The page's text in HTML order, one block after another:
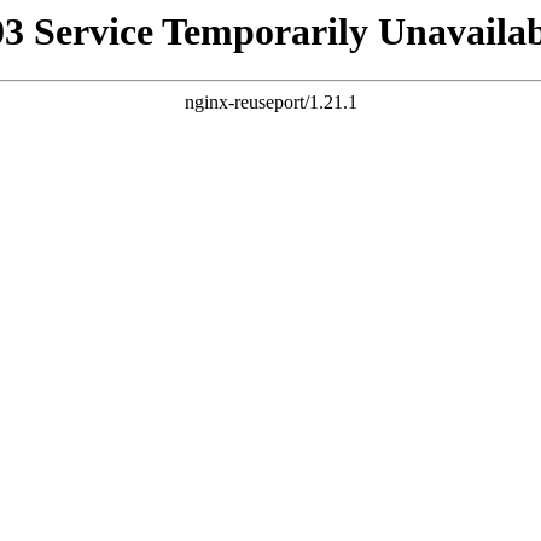
Service Temporarily
nginx-reuseport/1.21.1